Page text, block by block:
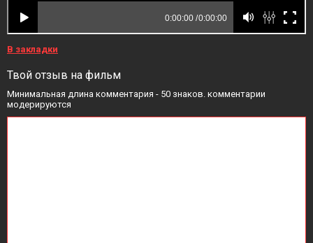
В закладки
Твой отзыв на фильм
Минимальная длина комментария - 50 знаков. комментарии
модерируются